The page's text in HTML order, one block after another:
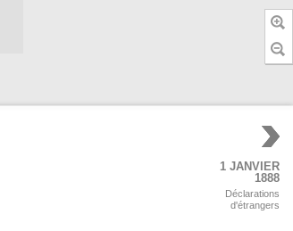
1 JANVIER
1888
Déclarations
d'étrangers